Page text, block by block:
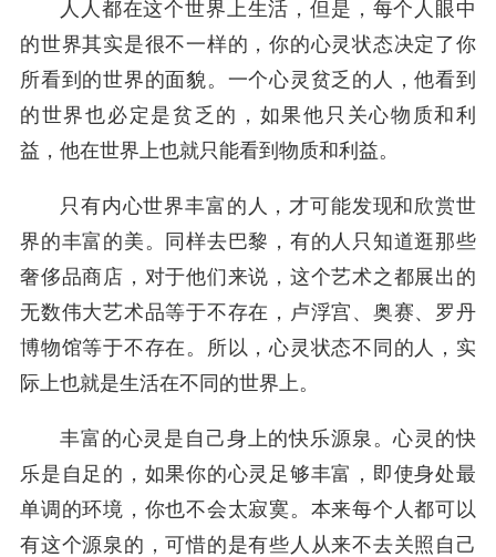
人人都在这个世界上生活，但是，每个人眼中
的世界其实是很不一样的，你的心灵状态决定了你
所看到的世界的面貌。一个心灵贫乏的人，他看到
的世界也必定是贫乏的，如果他只关心物质和利
益，他在世界上也就只能看到物质和利益。
只有内心世界丰富的人，才可能发现和欣赏世
界的丰富的美。同样去巴黎，有的人只知道逛那些
奢侈品商店，对于他们来说，这个艺术之都展出的
无数伟大艺术品等于不存在，卢浮宫、奥赛、罗丹
博物馆等于不存在。所以，心灵状态不同的人，实
际上也就是生活在不同的世界上。
丰富的心灵是自己身上的快乐源泉。心灵的快
乐是自足的，如果你的心灵足够丰富，即使身处最
单调的环境，你也不会太寂寞。本来每个人都可以
有这个源泉的，可惜的是有些人从来不去关照自己